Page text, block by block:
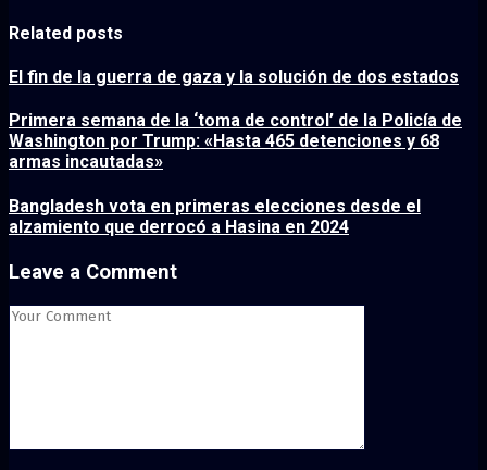
Related posts
El fin de la guerra de gaza y la solución de dos estados
Primera semana de la ‘toma de control’ de la Policía de
Washington por Trump: «Hasta 465 detenciones y 68
armas incautadas»
Bangladesh vota en primeras elecciones desde el
alzamiento que derrocó a Hasina en 2024
Leave a Comment